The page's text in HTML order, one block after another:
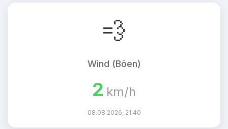
💨
Wind (Böen)
2 km/h
08.08.2026, 21:40